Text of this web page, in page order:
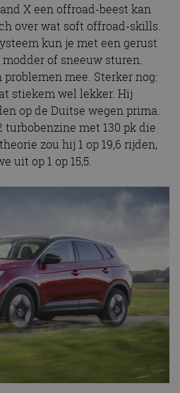
X een offroad-beest kan
over wat soft offroad-skills.
kun je met een gerust
of sneeuw sturen.
mee. Sterker nog:
stiekem wel lekker. Hij
op de Duitse wegen prima.
turbobenzine met 130 pk die
zou hij 1 op 19,6 rijden,
uit op 1 op 15,5.